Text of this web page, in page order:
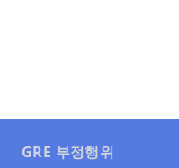
GRE 부정행위